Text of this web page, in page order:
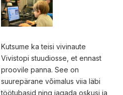
Kutsume ka teisi vivinaute
Vivistopi stuudiosse, et ennast
proovile panna. See on
suurepärane võimalus viia läbi
töötubasid ning jagada oskusi ja